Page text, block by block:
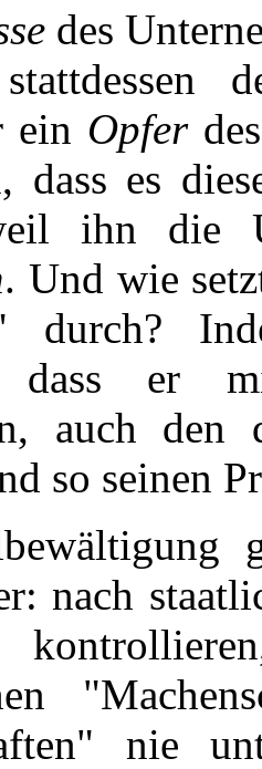
des
ein Opfer
dass es
ihn die
. Und wie
durch?
er
auch den
so seinen
nach
nie